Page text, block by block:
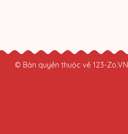
© Bản quyền thuộc về 123-Zo.VN